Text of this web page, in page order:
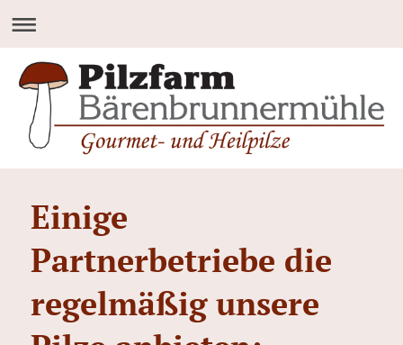
Einige
Partnerbetriebe die
regelmäßig unsere